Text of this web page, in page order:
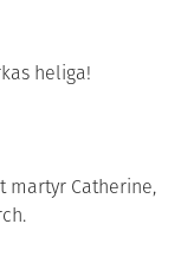
heliga!
martyr Catherine,